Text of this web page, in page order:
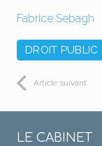
Fabrice Sebagh
DROIT PUBLIC
Article suivant
LE CABINET